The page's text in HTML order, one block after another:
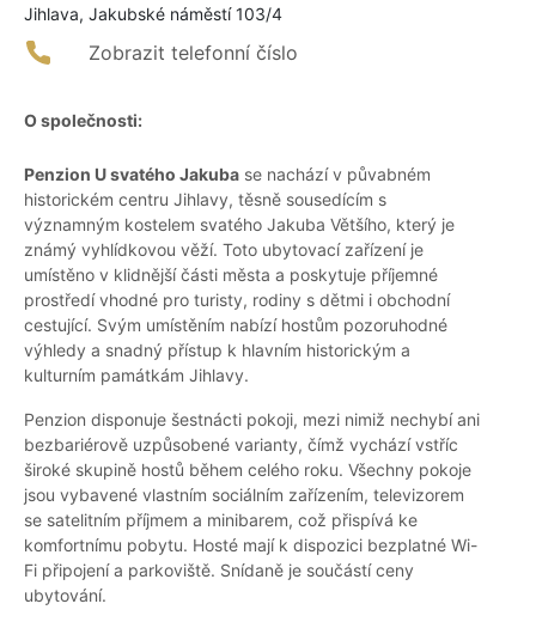
Jihlava, Jakubské náměstí 103/4
Zobrazit telefonní číslo
O společnosti:
Penzion U svatého Jakuba se nachází v půvabném
historickém centru Jihlavy, těsně sousedícím s
významným kostelem svatého Jakuba Většího, který je
známý vyhlídkovou věží. Toto ubytovací zařízení je
umístěno v klidnější části města a poskytuje příjemné
prostředí vhodné pro turisty, rodiny s dětmi i obchodní
cestující. Svým umístěním nabízí hostům pozoruhodné
výhledy a snadný přístup k hlavním historickým a
kulturním památkám Jihlavy.
Penzion disponuje šestnácti pokoji, mezi nimiž nechybí ani
bezbariérově uzpůsobené varianty, čímž vychází vstříc
široké skupině hostů během celého roku. Všechny pokoje
jsou vybavené vlastním sociálním zařízením, televizorem
se satelitním příjmem a minibarem, což přispívá ke
komfortnímu pobytu. Hosté mají k dispozici bezplatné Wi-
Fi připojení a parkoviště. Snídaně je součástí ceny
ubytování.